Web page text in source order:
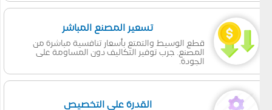
تسعير المصنع المباشر
قطع الوسيط والتمتع بأسعار تنافسية مباشرة من
المصنع. جرب توفير التكاليف دون المساومة على
الجودة.
القدرة على التخصيص